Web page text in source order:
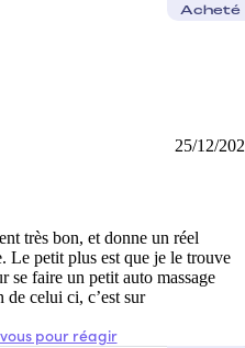
Acheté
25/12/
très bon, et donne un réel
Le petit plus est que je le trouve
se faire un petit auto massage
de celui ci, c’est sur
pour réagir